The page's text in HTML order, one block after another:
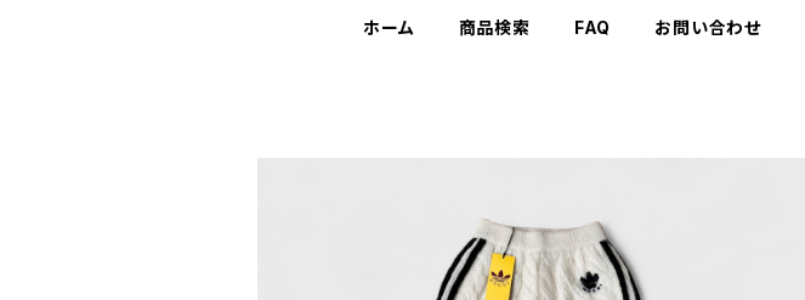
ホーム 商品検索 FAQ お問い合わせ